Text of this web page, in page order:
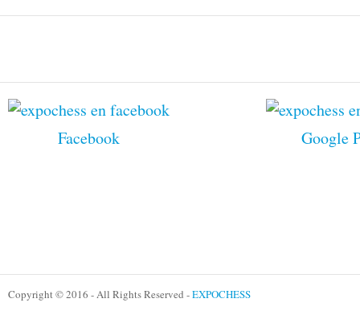
Facebook Google
Copyright © 2016 - All Rights Reserved -EXPOCHESS